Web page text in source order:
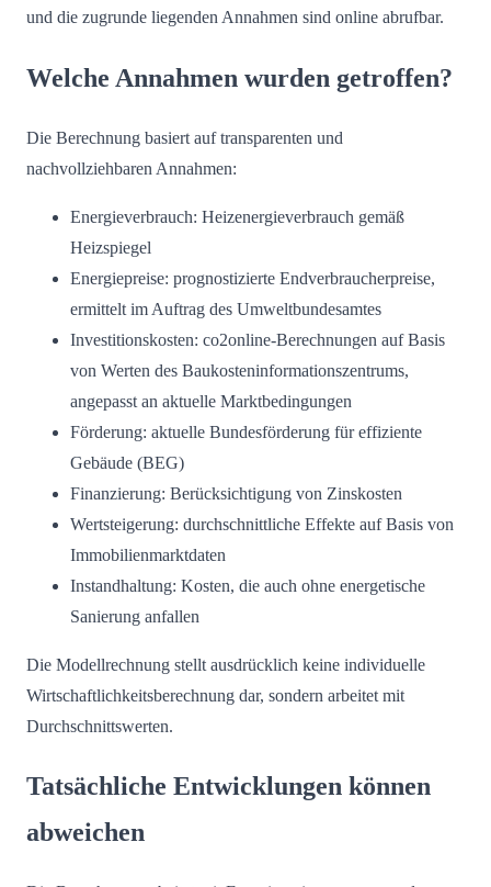
und die zugrunde liegenden Annahmen sind online abrufbar.
Welche Annahmen wurden getroffen?
Die Berechnung basiert auf transparenten und
nachvollziehbaren Annahmen:
Energieverbrauch: Heizenergieverbrauch gemäß
Heizspiegel
Energiepreise: prognostizierte Endverbraucherpreise,
ermittelt im Auftrag des Umweltbundesamtes
Investitionskosten: co2online-Berechnungen auf Basis
von Werten des Baukosteninformationszentrums,
angepasst an aktuelle Marktbedingungen
Förderung: aktuelle Bundesförderung für effiziente
Gebäude (BEG)
Finanzierung: Berücksichtigung von Zinskosten
Wertsteigerung: durchschnittliche Effekte auf Basis von
Immobilienmarktdaten
Instandhaltung: Kosten, die auch ohne energetische
Sanierung anfallen
Die Modellrechnung stellt ausdrücklich keine individuelle
Wirtschaftlichkeitsberechnung dar, sondern arbeitet mit
Durchschnittswerten.
Tatsächliche Entwicklungen können
abweichen